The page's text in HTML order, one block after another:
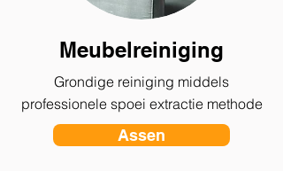
Meubelreiniging
Grondige reiniging middels
professionele spoei extractie methode
Assen